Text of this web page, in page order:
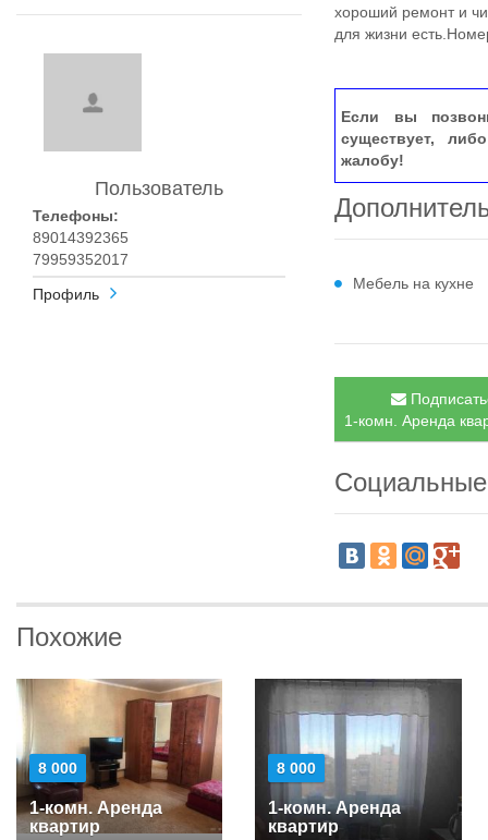
Пользователь
Телефоны:
89014392365
79959352017
Профиль
хороший ремонт и
для жизни
Если вы
существует,
жалобу!
Мебель на кухне
1-комн. Аренда
Похожие
8 000
1-комн. Аренда
квартир
8 000
1-комн. Аренда
квартир